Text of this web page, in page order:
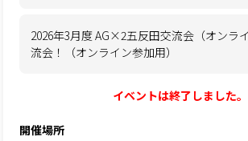
2026年3月度 AG×2五反田交流会（オンラ
流会！（オンライン参加用）
イベントは終了しました。
開催場所